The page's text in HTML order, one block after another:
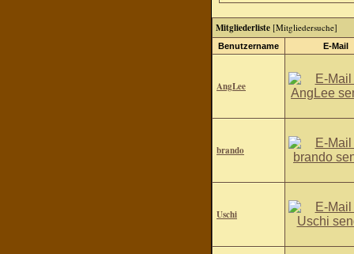
Mitgliederliste [Mitgliedersuche]
Benutzername E-Mail
AngLee
brando
Uschi